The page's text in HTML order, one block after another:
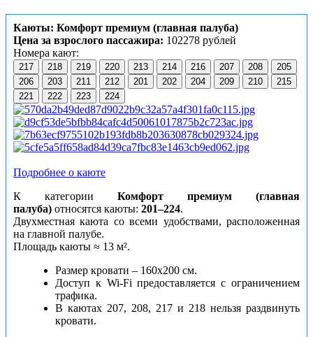
Каюты: Комфорт премиум (главная палуба)
Цена за взрослого пассажира: 102278 рублей
Номера кают:
217 218 219 220 213 214 216 207 208
205
206
203 211 212 201 202 204 209 210
215
221
222 223 224
Подробнее о каюте
К категории Комфорт премиум (главная
палуба) относятся каюты: 201–224.
Двухместная каюта со всеми удобствами, расположенная
на главной палубе.
Площадь каюты ≈ 13 м².
Размер кровати – 160х200 см.
Доступ к Wi-Fi предоставляется с ограничением
трафика.
В каютах 207, 208, 217 и 218 нельзя раздвинуть
кровати.